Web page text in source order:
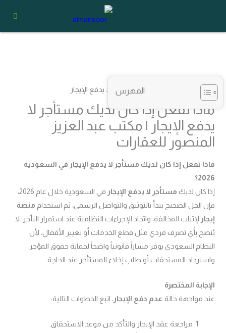
المحتوى
ماذا تفعل إذا كان لديك مستأجر لا
يدفع الإيجار | مكتب عبد العزيز
المنصور للعقارات
الفهرس
ماذا تفعل إذا كان لديك مستأجر لا يدفع الإيجار في السعودية
2026؟
إذا كان لديك مستأجر لا يدفع الإيجار
في السعودية خلال عام 2026،
فإن الحل الصحيح يبدأ بالتوثيق والتواصل الرسمي، ثم استخدام منصة
إيجار لإثبات المخالفة، واتخاذ الإجراءات النظامية عند استمرار التأخر. لا
يُنصح بأي تصرف فردي مثل قطع الخدمات أو تغيير الأقفال، لأن
النظام السعودي يوفر مساراً قانونياً واضحاً لحماية حقوق المؤجر
واسترداد المستحقات أو طلب إخلاء المستأجر عند الحاجة.
الإجابة المختصرة
عند مواجهة حالة عدم دفع الإيجار، اتبع الخطوات التالية:
مراجعة عقد الإيجار والتأكد من موعد الاستحقاق.